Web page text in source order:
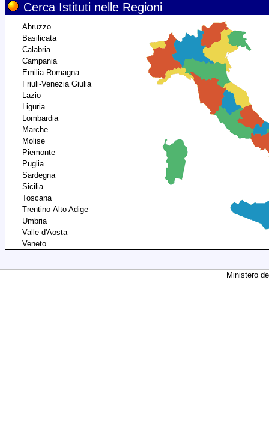
Cerca Istituti nelle Regioni
Abruzzo
Basilicata
Calabria
Campania
Emilia-Romagna
Friuli-Venezia Giulia
Lazio
Liguria
Lombardia
Marche
Molise
Piemonte
Puglia
Sardegna
Sicilia
Toscana
Trentino-Alto Adige
Umbria
Valle d'Aosta
Veneto
Ministero